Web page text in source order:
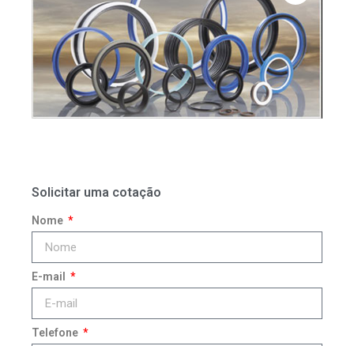
Solicitar uma cotação
Nome
E-mail
Telefone